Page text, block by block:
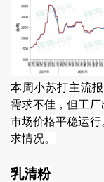
本周小苏打主流
需求不佳，但工厂
市场价格平稳运
求情况。
乳清粉